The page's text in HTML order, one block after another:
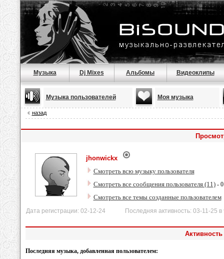
Музыка Dj Mixes Альбомы Видеоклипы
Музыка пользователей Моя музыка
назад
jhonwickx
Смотреть всю музыку пользователя
Смотреть все сообщения пользователя (11)-
Смотреть все темы созданные пользователем
Дата регистрации: 02-12-24 Последняя активность: 03-11-25 в
Последняя музыка, добавленная пользователем: